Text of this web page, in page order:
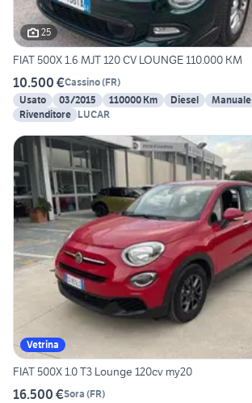
25
FIAT 500X 1.6 MJT 120 CV LOUNGE 110.000 KM
10.500 €Cassino(FR)
Usato
03/2015 110000 Km Diesel Manuale
Rivenditore LUCAR
Vetrina
FIAT 500X 1.0 T3 Lounge 120cv my20
16.500 €Sora (FR)